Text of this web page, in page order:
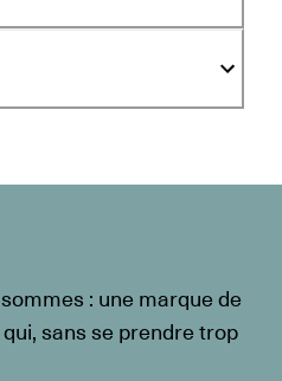
: une marque de
sans se prendre trop